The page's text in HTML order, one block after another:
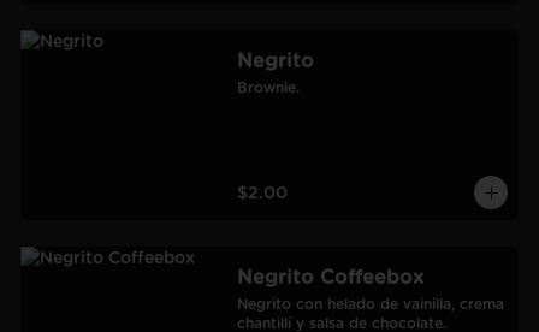
Negrito
Brownie.
$2.00
Negrito Coffeebox
Negrito con helado de vainilla, crema
chantillí y salsa de chocolate.